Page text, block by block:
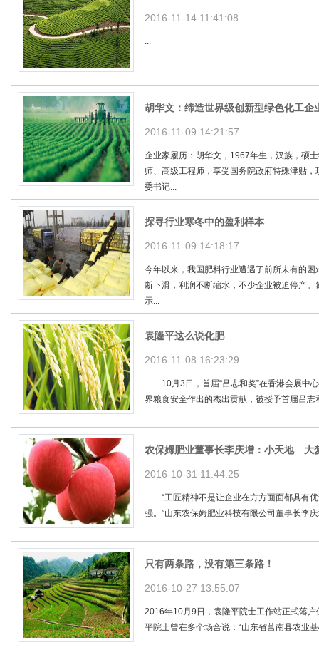
2016-11-14 11:41:08
...
胡华文：缔造世界级创新型绿色化工企
2016-11-09 14:21:57
企业家履历：胡华文，1967年生，汉族，硕
师、高级工程师，享受国务院政府特殊津贴
委书记...
探寻行业寒冬中的盈利样本
2016-11-09 14:18:17
今年以来，我国肥料行业遭遇了前所未有的
断下滑，利润不断缩水，不少企业被迫停产
示...
袁隆平这么说化肥
2016-11-08 16:23:29
10月3日，首届“吕志和奖”在香港会展中
界粮食安全作出的杰出贡献，被授予首届吕志
农保姆肥业董事长李庆增：小天地 大
2016-10-31 11:44:25
“工匠精神不是让企业在方方面面都具有优
强。”山东农保姆肥业科技有限公司董事长
只有两条路，没有第三条路！
2016-10-27 13:55:07
2016年10月9日，袁隆平院士工作站正式落
平院士曾在多个场合说：“山东省莒南县农业